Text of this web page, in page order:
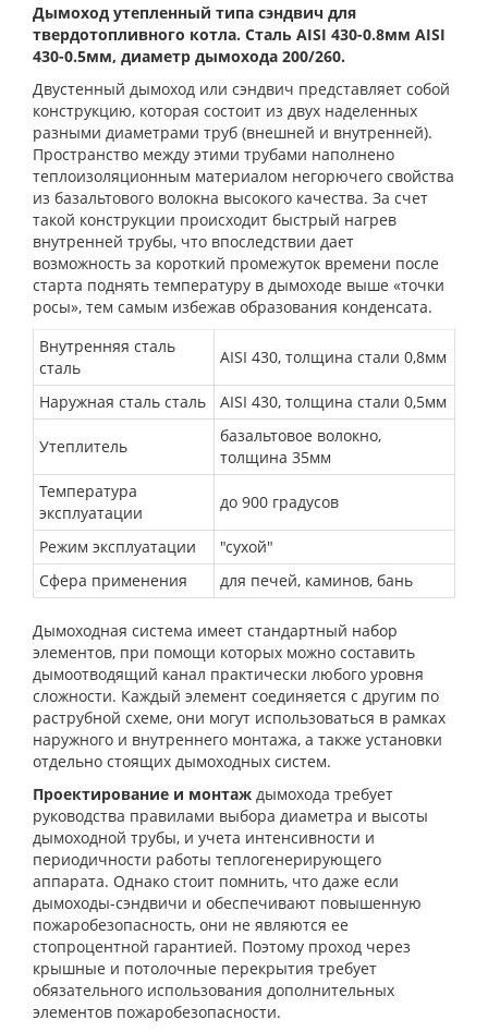
Дымоход утепленный типа сэндвич для
твердотопливного котла. Сталь AISI 430-0.8мм AISI
430-0.5мм, диаметр дымохода 200/260.
Двустенный дымоход или сэндвич представляет собой
конструкцию, которая состоит из двух наделенных
разными диаметрами труб (внешней и внутренней).
Пространство между этими трубами наполнено
теплоизоляционным материалом негорючего свойства
из базальтового волокна высокого качества. За счет
такой конструкции происходит быстрый нагрев
внутренней трубы, что впоследствии дает
возможность за короткий промежуток времени после
старта поднять температуру в дымоходе выше «точки
росы», тем самым избежав образования конденсата.
Внутренняя сталь
сталь
AISI 430, толщина стали 0,8мм
Наружная сталь сталь AISI 430, толщина стали 0,5мм
Утеплитель
базальтовое волокно,
толщина 35мм
Температура
эксплуатации
до 900 градусов
Режим эксплуатации
"сухой"
Сфера применения
для печей, каминов, бань
Дымоходная система имеет стандартный набор
элементов, при помощи которых можно составить
дымоотводящий канал практически любого уровня
сложности. Каждый элемент соединяется с другим по
раструбной схеме, они могут использоваться в рамках
наружного и внутреннего монтажа, а также установки
отдельно стоящих дымоходных систем.
Проектирование и монтаж дымохода требует
руководства правилами выбора диаметра и высоты
дымоходной трубы, и учета интенсивности и
периодичности работы теплогенерирующего
аппарата. Однако стоит помнить, что даже если
дымоходы-сэндвичи и обеспечивают повышенную
пожаробезопасность, они не являются ее
стопроцентной гарантией. Поэтому проход через
крышные и потолочные перекрытия требует
обязательного использования дополнительных
элементов пожаробезопасности.